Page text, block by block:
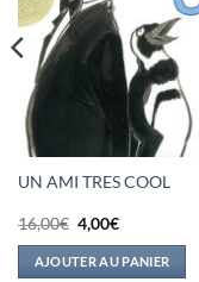
UN AMI TRES COOL
16,00€ Le
prix
initial
était :
4,00€Le
actuel
est :
AJOUTER AU PANIER